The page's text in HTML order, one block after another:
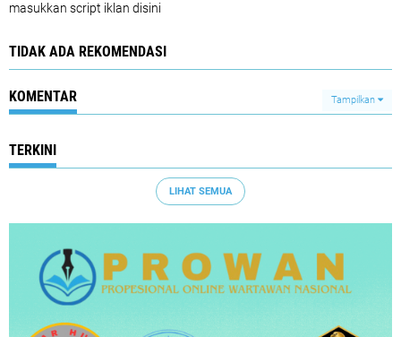
masukkan script iklan disini
TIDAK ADA REKOMENDASI
KOMENTAR Tampilkan
TERKINI
LIHAT SEMUA